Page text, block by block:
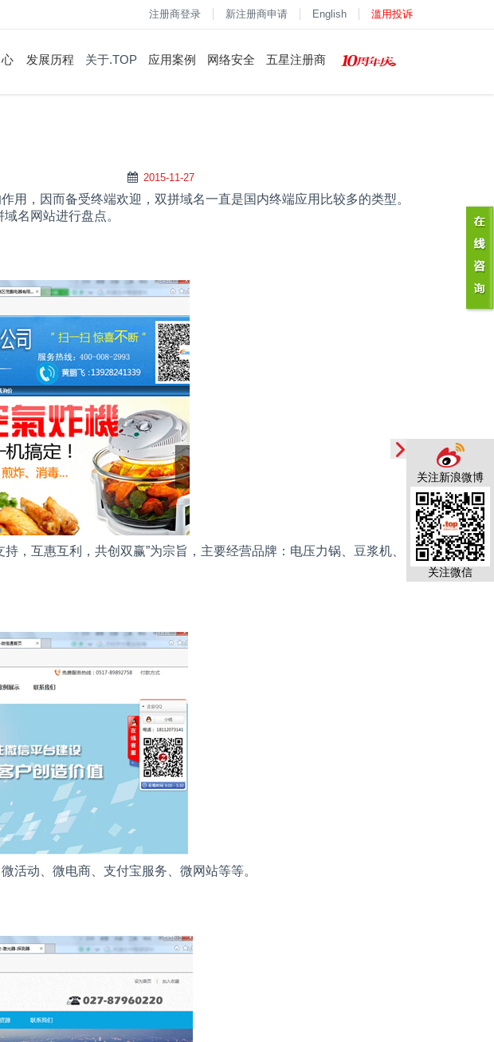
注册商登录 新注册商申请 English 滥用投诉
发展历程 关于.TOP 应用案例 网络安全 五星注册商
关注新浪微博
关注微信
2015-11-27
，因而备受终端欢迎，双拼域名一直是国内终端应用比较多的类型。
域名网站进行盘点。
，互惠互利，共创双赢”为宗旨，主要经营品牌：电压力锅、豆浆机、
活动、微电商、支付宝服务、微网站等等。